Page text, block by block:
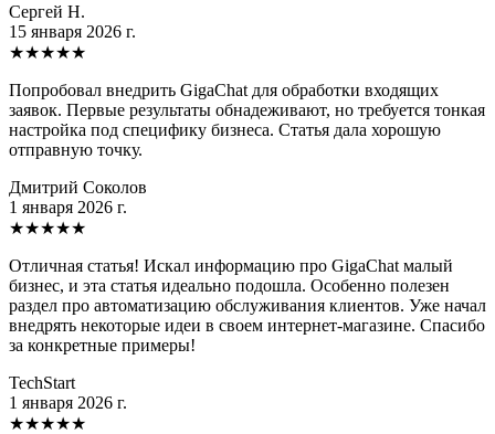
Сергей Н.
15 января 2026 г.
★★★★★
Попробовал внедрить GigaChat для обработки входящих
заявок. Первые результаты обнадеживают, но требуется тонкая
настройка под специфику бизнеса. Статья дала хорошую
отправную точку.
Дмитрий Соколов
1 января 2026 г.
★★★★★
Отличная статья! Искал информацию про GigaChat малый
бизнес, и эта статья идеально подошла. Особенно полезен
раздел про автоматизацию обслуживания клиентов. Уже начал
внедрять некоторые идеи в своем интернет-магазине. Спасибо
за конкретные примеры!
TechStart
1 января 2026 г.
★★★★★